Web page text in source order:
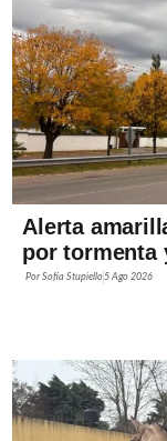
Alerta
por tormenta
PorSofía Stupiello 5 Ago 2026